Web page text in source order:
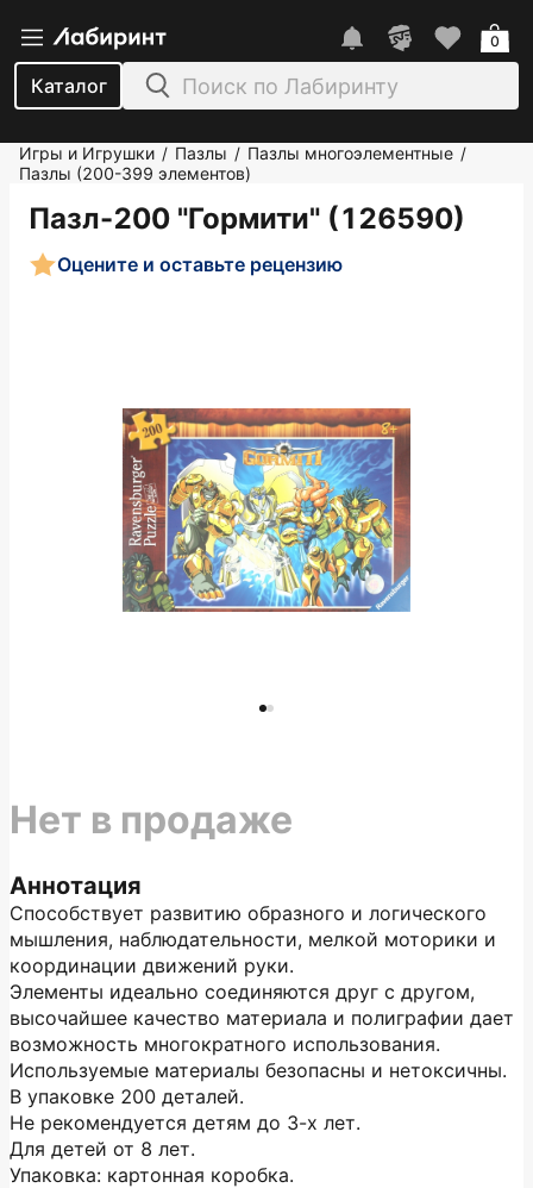
Каталог
0
Игры и Игрушки / Пазлы / Пазлы многоэлементные /
Пазлы (200-399 элементов)
Пазл-200 "Гормити" (126590)
Оцените и оставьте рецензию
Аннотация
Способствует развитию образного и логического
мышления, наблюдательности, мелкой моторики и
координации движений руки.
Элементы идеально соединяются друг с другом,
высочайшее качество материала и полиграфии дает
возможность многократного использования.
Используемые материалы безопасны и нетоксичны.
В упаковке 200 деталей.
Не рекомендуется детям до 3-х лет.
Для детей от 8 лет.
Упаковка: картонная коробка.
Нет в продаже